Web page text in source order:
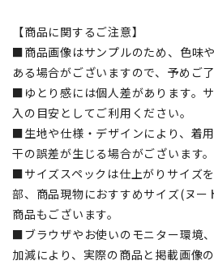
【商品に関するご注意】
■商品画像はサンプルのため、色味
ある場合がございますので、予めご了
■ゆとり感には個人差があります。
入の目安としてご利用ください。
■生地や仕様・デザインにより、着
干の誤差が生じる場合がございます
■サイズスペックは仕上がりサイズ
部、商品現物におすすめサイズ(ヌー
商品もございます。
■ブラウザやお使いのモニター環境
加減により、実際の商品と掲載画像